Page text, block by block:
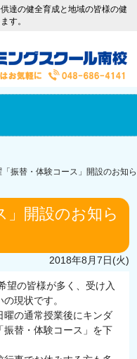
達の健全育成と地域の皆様の健
す。
「振替・体験コース」開設のお知ら
」開設のお知ら
2018年8月7日(火)
望の皆様が多く、受け入
現状です。
曜の通常授業後にキンダ
振替・体験コース」を下